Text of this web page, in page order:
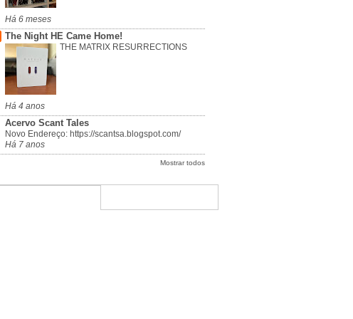
Há 6 meses
The Night HE Came Home!
THE MATRIX RESURRECTIONS
Há 4 anos
Acervo Scant Tales
Novo Endereço: https://scantsa.blogspot.com/
Há 7 anos
Mostrar todos